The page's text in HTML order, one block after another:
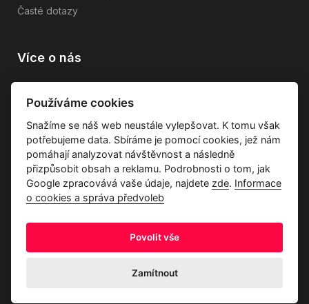
Časté dotazy
Více o nás
Průvodce tkaninami
Kontakty
Ochrana osobních údajů
Používáme cookies
Snažíme se náš web neustále vylepšovat. K tomu však
potřebujeme data. Sbíráme je pomocí cookies, jež nám
pomáhají analyzovat návštěvnost a následně
přizpůsobit obsah a reklamu. Podrobnosti o tom, jak
Google zpracovává vaše údaje, najdete zde. Informace
o cookies a správa předvoleb
Povolit vše
Zamítnout